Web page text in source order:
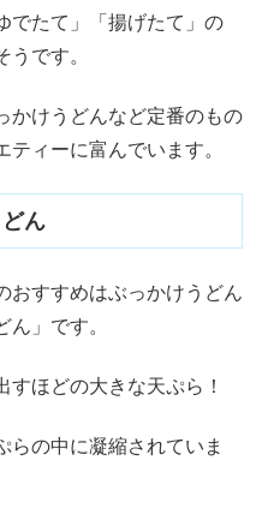
でたて」「揚げたて」の
うです。
かけうどんなど定番のもの
ィーに富んでいます。
ん
おすすめはぶっかけうどん
」です。
すほどの大きな天ぷら！
らの中に凝縮されていま